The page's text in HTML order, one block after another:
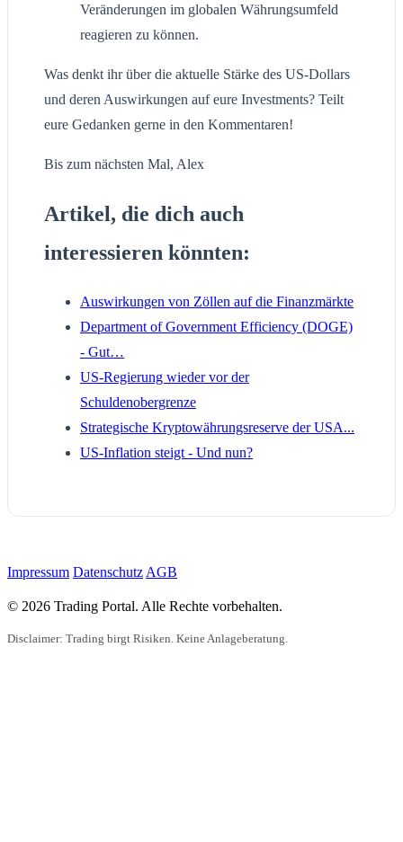
Veränderungen im globalen Währungsumfeld
reagieren zu können.
Was denkt ihr über die aktuelle Stärke des US-Dollars
und deren Auswirkungen auf eure Investments? Teilt
eure Gedanken gerne in den Kommentaren!
Bis zum nächsten Mal, Alex
Artikel, die dich auch
interessieren könnten:
Auswirkungen von Zöllen auf die Finanzmärkte
Department of Government Efficiency (DOGE)
- Gut…
US-Regierung wieder vor der
Schuldenobergrenze
Strategische Kryptowährungsreserve der USA...
US-Inflation steigt - Und nun?
Impressum DatenschutzAGB
© 2026 Trading Portal. Alle Rechte vorbehalten.
Disclaimer: Trading birgt Risiken. Keine Anlageberatung.